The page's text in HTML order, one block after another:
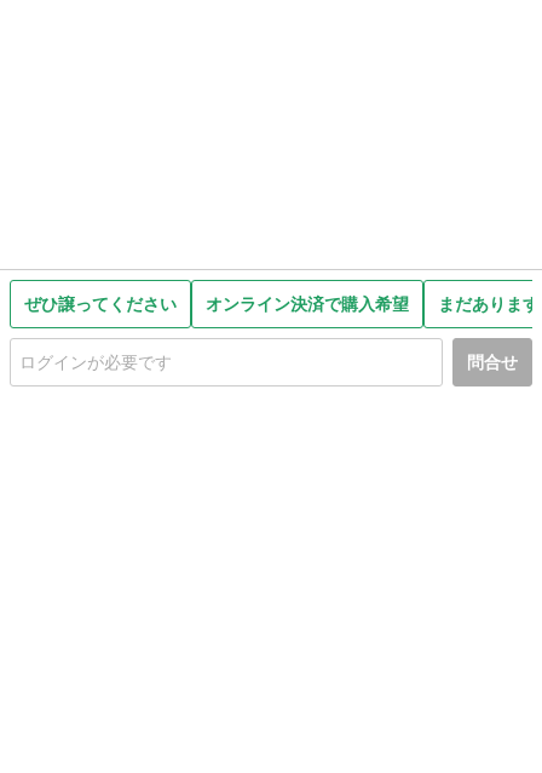
ぜひ譲ってください オンライン決済で購入希望 まだありま
問合せ